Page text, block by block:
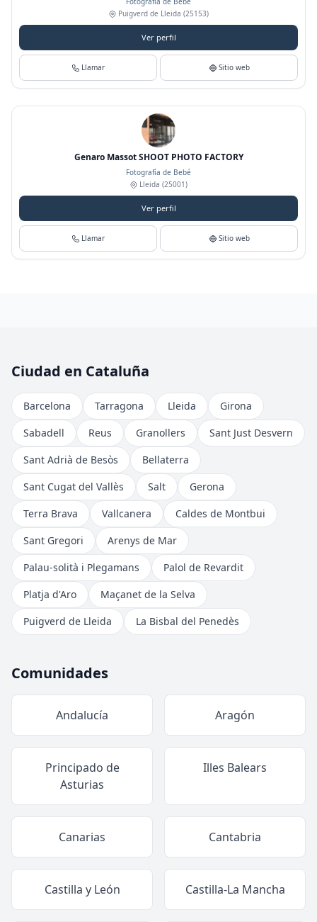
Puigverd de Lleida (25153)
Ver perfil
Llamar Sitio web
Genaro Massot SHOOT PHOTO FACTORY
Fotografía de Bebé
Lleida (25001)
Ver perfil
Llamar Sitio web
Ciudad en Cataluña
Barcelona Tarragona Lleida
Girona
Sabadell
Reus Granollers
Sant Just Desvern
Sant Adrià de Besòs
Bellaterra
Sant Cugat del Vallès
Salt
Gerona
Terra Brava
Vallcanera
Caldes de Montbui
Sant Gregori
Arenys de Mar
Palau-solità i Plegamans
Palol de Revardit
Platja d'Aro
Maçanet de la Selva
Puigverd de Lleida
La Bisbal del Penedès
Comunidades
Andalucía Aragón
Principado de
Asturias
Illes Balears
Canarias Cantabria
Castilla y León Castilla-La Mancha